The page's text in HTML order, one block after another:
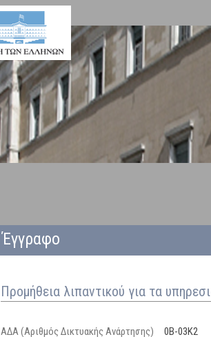
Έγγραφο
Προμήθεια λιπαντικού για τα
ΑΔΑ (Αριθμός Δικτυακής Ανάρτησης)
0Β-03Κ2